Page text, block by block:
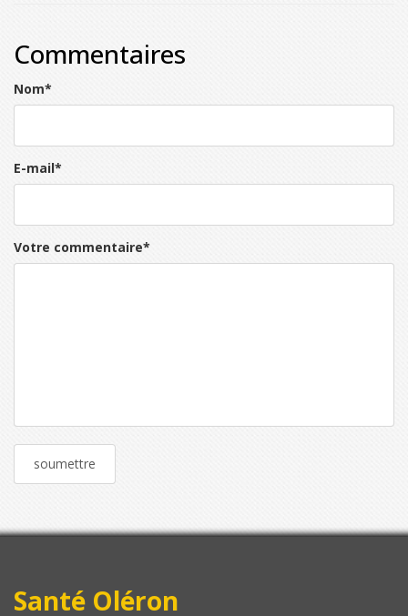
Commentaires
Nom*
E-mail*
Votre commentaire*
Santé Oléron